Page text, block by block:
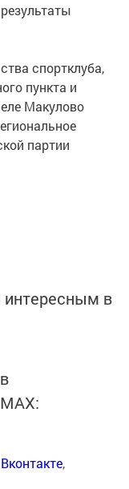
спортклуба,
пункта и
Макулово
партии
в
Вконтакте,